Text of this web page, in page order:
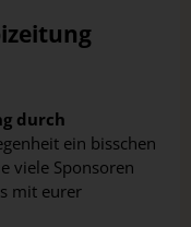
durch
ein bisschen
viele Sponsoren
mit eurer